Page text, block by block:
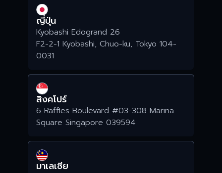
ญี่ปุ่น
Kyobashi Edogrand 26
F2-2-1 Kyobashi, Chuo-ku, Tokyo 104-
0031
สิงคโปร์
6 Raffles Boulevard #03-308 Marina
Square Singapore 039594
มาเลเซีย